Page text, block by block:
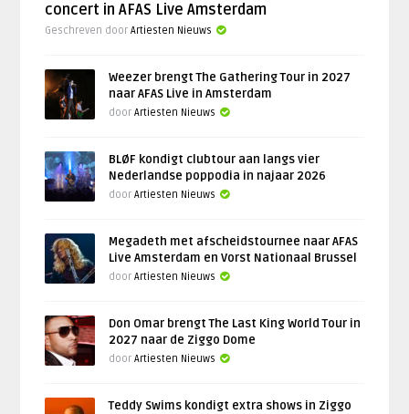
concert in AFAS Live Amsterdam
Geschreven doorArtiesten Nieuws
Weezer brengt The Gathering Tour in 2027
naar AFAS Live in Amsterdam
doorArtiesten Nieuws
BLØF kondigt clubtour aan langs vier
Nederlandse poppodia in najaar 2026
doorArtiesten Nieuws
Megadeth met afscheidstournee naar AFAS
Live Amsterdam en Vorst Nationaal Brussel
doorArtiesten Nieuws
Don Omar brengt The Last King World Tour in
2027 naar de Ziggo Dome
doorArtiesten Nieuws
Teddy Swims kondigt extra shows in Ziggo